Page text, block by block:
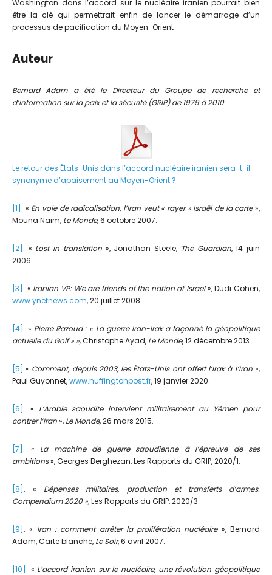
Washington dans l’accord sur le nucléaire iranien pourrait bien
être la clé qui permettrait enfin de lancer le démarrage d’un
processus de pacification du Moyen-Orient
Auteur
Bernard Adam a été le Directeur du Groupe de recherche et
d’information sur la paix et la sécurité (GRIP) de 1979 à 2010.
Le retour des États-Unis dans l’accord nucléaire iranien sera-t-il
synonyme d’apaisement au Moyen-Orient ?
[1] . « En voie de radicalisation, l’Iran veut « rayer » Israël de la carte»,
Mouna Naïm, Le Monde, 6 octobre 2007.
[2] . « Lost in translation», Jonathan Steele, The Guardian, 14 juin
2006.
[3] . « Iranian VP: We are friends of the nation of Israel», Dudi Cohen,
www.ynetnews.com, 20 juillet 2008.
[4] . « Pierre Razoud : « La guerre Iran-Irak a façonné la géopolitique
actuelle du Golf » »,Christophe Ayad, Le Monde, 12 décembre 2013.
[5] .« Comment, depuis 2003, les États-Unis ont offert l’Irak à l’Iran»,
Paul Guyonnet,www.huffingtonpost.fr, 19 janvier 2020.
[6] . « L’Arabie saoudite intervient militairement au Yémen pour
contrer l’Iran», Le Monde,26 mars 2015.
[7] . « La machine de guerre saoudienne à l’épreuve de ses
ambitions», Georges Berghezan, Les Rapports du GRIP, 2020/1.
[8] . « Dépenses militaires, production et transferts d’armes.
Compendium 2020 »,Les Rapports du GRIP, 2020/3.
[9] . « Iran : comment arrêter la prolifération nucléaire», Bernard
Adam, Carte blanche, Le Soir, 6 avril 2007.
[10] . « L’accord iranien sur le nucléaire, une révolution géopolitique